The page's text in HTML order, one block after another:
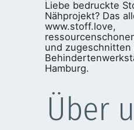
Liebe bedruckte
Nähprojekt? Das
www.stoff.love,
und zugeschnitten
Hamburg.
Über